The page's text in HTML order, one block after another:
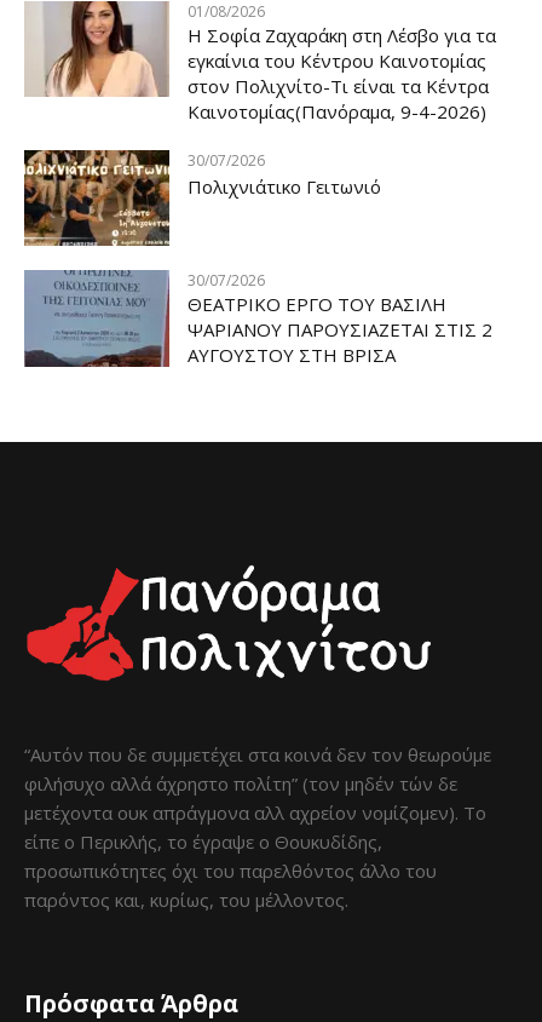
01/08/2026
Η Σοφία Ζαχαράκη στη Λέσβο για τα
εγκαίνια του Κέντρου Καινοτομίας
στον Πολιχνίτο-Τι είναι τα Κέντρα
Καινοτομίας(Πανόραμα, 9-4-2026)
30/07/2026
Πολιχνιάτικο Γειτωνιό
30/07/2026
ΘΕΑΤΡΙΚΟ ΕΡΓΟ ΤΟΥ ΒΑΣΙΛΗ
ΨΑΡΙΑΝΟΥ ΠΑΡΟΥΣΙΑΖΕΤΑΙ ΣΤΙΣ 2
ΑΥΓΟΥΣΤΟΥ ΣΤΗ ΒΡΙΣΑ
“Αυτόν που δε συμμετέχει στα κοινά δεν τον θεωρούμε
φιλήσυχο αλλά άχρηστο πολίτη” (τον μηδέν τών δε
μετέχοντα ουκ απράγμονα αλλ αχρείον νομίζομεν). Το
είπε ο Περικλής, το έγραψε ο Θουκυδίδης,
προσωπικότητες όχι του παρελθόντος άλλο του
παρόντος και, κυρίως, του μέλλοντος.
Πρόσφατα Άρθρα